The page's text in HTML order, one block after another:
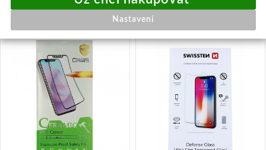
Nastavení